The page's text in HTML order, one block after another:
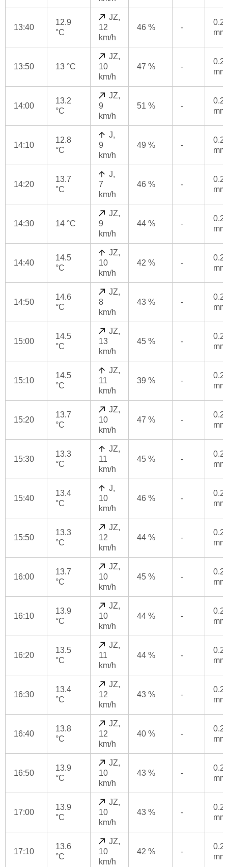
13:40
12.9
°C
JZ,
12
km/h
46 % -
0.2
mm
13:50 13 °C
JZ,
10
km/h
47 % -
0.2
mm
14:00
13.2
°C
JZ,
9
km/h
51 % -
0.2
mm
14:10
12.8
°C
J,
9
km/h
49 % -
0.2
mm
14:20
13.7
°C
J,
7
km/h
46 % -
0.2
mm
14:30 14 °C
JZ,
9
km/h
44 % -
0.2
mm
14:40
14.5
°C
JZ,
10
km/h
42 % -
0.2
mm
14:50
14.6
°C
JZ,
8
km/h
43 % -
0.2
mm
15:00
14.5
°C
JZ,
13
km/h
45 % -
0.2
mm
15:10
14.5
°C
JZ,
11
km/h
39 % -
0.2
mm
15:20
13.7
°C
JZ,
10
km/h
47 % -
0.2
mm
15:30
13.3
°C
JZ,
11
km/h
45 % -
0.2
mm
15:40
13.4
°C
J,
10
km/h
46 % -
0.2
mm
15:50
13.3
°C
JZ,
12
km/h
44 % -
0.2
mm
16:00
13.7
°C
JZ,
10
km/h
45 % -
0.2
mm
16:10
13.9
°C
JZ,
10
km/h
44 % -
0.2
mm
16:20
13.5
°C
JZ,
11
km/h
44 % -
0.2
mm
16:30
13.4
°C
JZ,
12
km/h
43 % -
0.2
mm
16:40
13.8
°C
JZ,
12
km/h
40 % -
0.2
mm
16:50
13.9
°C
JZ,
10
km/h
43 % -
0.2
mm
17:00
13.9
°C
JZ,
10
km/h
43 % -
0.2
mm
17:10
13.6
°C
JZ,
10
km/h
42 % -
0.2
mm